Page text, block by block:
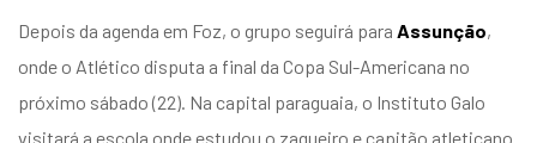
Depois da agenda em Foz, o grupo seguirá para Assunção,
onde o Atlético disputa a final da Copa Sul-Americana no
próximo sábado (22). Na capital paraguaia, o Instituto Galo
visitará a escola onde estudou o zagueiro e capitão atleticano